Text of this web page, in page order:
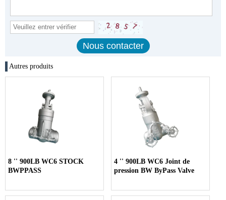
Autres produits
8 '' 900LB WC6 STOCK
BWPPASS
4 '' 900LB WC6 Joint de
pression BW ByPass Valve